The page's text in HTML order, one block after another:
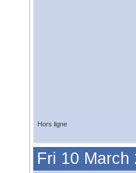
Hors ligne
Fri 10 March